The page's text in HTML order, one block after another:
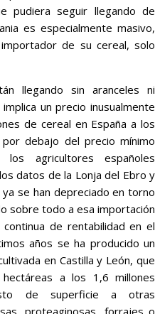
pudiera seguir llegando de
es especialmente masivo,
de su cereal, solo
llegando sin aranceles ni
un precio inusualmente
de cereal en España a los
debajo del precio mínimo
agricultores españoles
datos de la Lonja del Ebro y
se han depreciado en torno
sobre todo a esa importación
de rentabilidad en el
años se ha producido un
en Castilla y León, que
a los 1,6 millones
de superficie a otras
proteaginosas, forrajes o